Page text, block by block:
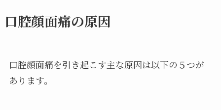
口腔顔面痛の原因
口腔顔面痛を引き起こす主な原因は以下の５つが
あります。